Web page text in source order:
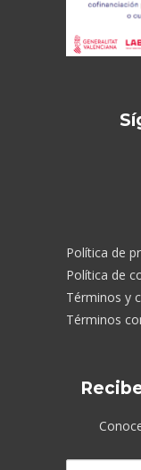
Política de
Política de
Términos y
Términos